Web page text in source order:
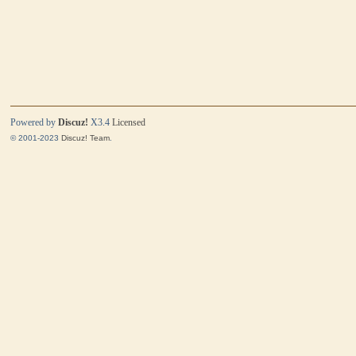
Powered byDiscuz! X3.4 Licensed
© 2001-2023Discuz! Team